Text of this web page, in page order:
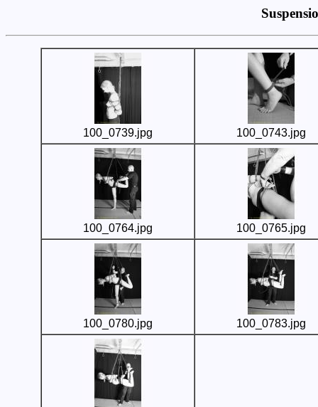
100_0739.jpg 100_0743.jpg
100_0764.jpg 100_0765.jpg
100_0780.jpg 100_0783.jpg